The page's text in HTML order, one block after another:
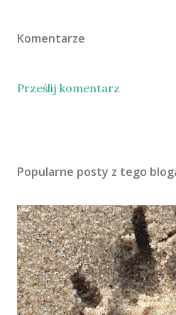
Komentarze
Prześlij komentarz
Popularne posty z tego